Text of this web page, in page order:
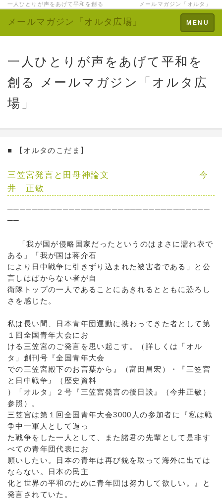
一人ひとりが声をあげて平和を創る メールマガジン「オルタ」
Toggle
navigation
MENU
メールマガジン「オルタ広場」
一人ひとりが声をあげて平和を
創る メールマガジン「オルタ広
場」
■ 【オルタのこだま】
三笠宮発言と田母神論文 今
井 正敏
─────────────────────────────────
──
「我が国が侵略国家だったというのはまさに濡れ衣で
ある」「我が国は蒋介石
により日中戦争に引きずり込まれた被害者である」と公
言しはばからない者が自
衛隊トップの一人であることにあきれるとともに恐ろし
さを感じた。
私は長い間、日本青年団運動に携わってきた者として第
１回全国青年大会にお
ける三笠宮のご発言を思い起こす。（詳しくは「オル
タ」創刊号『全国青年大会
での三笠宮殿下のお言葉から』（富田昌宏）・『三笠宮
と日中戦争』（歴史資料
）「オルタ」２号『三笠宮発言の後日談』（今井正敏）
参照）。
三笠宮は第１回全国青年大会3000人の参加者に『私は戦
争中一軍人として過っ
た戦争をした一人として、また諸君の先輩として是非す
べての青年団代表にお
願いしたい。日本の青年は再び銃を取って海外に出ては
ならない。日本の民主
化と世界の平和のために青年団は努力して欲しい。』と
発言されていた。